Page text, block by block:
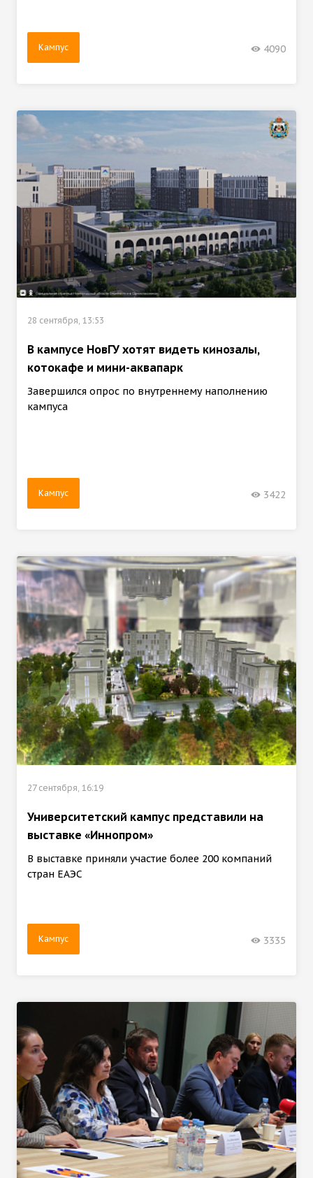
Кампус 4090
28 сентября, 13:53
В кампусе НовГУ хотят видеть кинозалы,
котокафе и мини-аквапарк
Завершился опрос по внутреннему наполнению
кампуса
Кампус 3422
27 сентября, 16:19
Университетский кампус представили на
выставке «Иннопром»
В выставке приняли участие более 200 компаний
стран ЕАЭС
Кампус 3335